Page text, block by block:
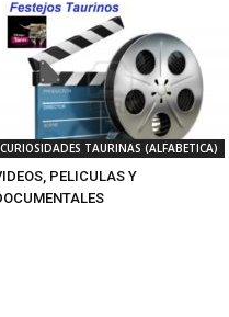
CURIOSIDADES TAURINAS (ALFABETICA)
PELICULAS Y